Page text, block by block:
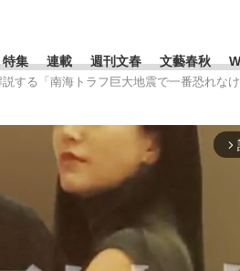
特集 連載 週刊文春 文藝春秋
タグ一覧
#高市早苗 #森岡毅
説する「南海トラフ巨大地震で一番恐れ
arrow_forward_ios